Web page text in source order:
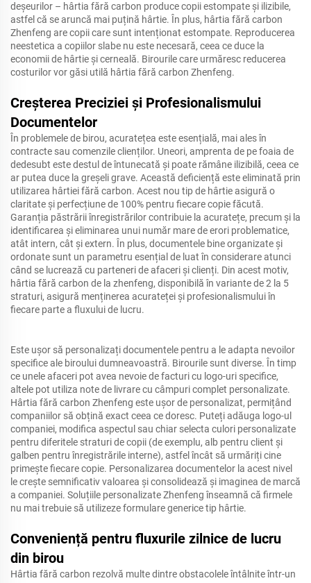
deșeurilor – hârtia fără carbon produce copii estompate și ilizibile,
astfel că se aruncă mai puțină hârtie. În plus, hârtia fără carbon
Zhenfeng are copii care sunt intenționat estompate. Reproducerea
neestetica a copiilor slabe nu este necesară, ceea ce duce la
economii de hârtie și cerneală. Birourile care urmăresc reducerea
costurilor vor găsi utilă hârtia fără carbon Zhenfeng.
Creșterea Preciziei și Profesionalismului
Documentelor
În problemele de birou, acuratețea este esențială, mai ales în
contracte sau comenzile clienților. Uneori, amprenta de pe foaia de
dedesubt este destul de întunecată și poate rămâne ilizibilă, ceea ce
ar putea duce la greșeli grave. Această deficiență este eliminată prin
utilizarea hârtiei fără carbon. Acest nou tip de hârtie asigură o
claritate și perfecțiune de 100% pentru fiecare copie făcută.
Garanția păstrării înregistrărilor contribuie la acuratețe, precum și la
identificarea și eliminarea unui număr mare de erori problematice,
atât intern, cât și extern. În plus, documentele bine organizate și
ordonate sunt un parametru esențial de luat în considerare atunci
când se lucrează cu parteneri de afaceri și clienți. Din acest motiv,
hârtia fără carbon de la zhenfeng, disponibilă în variante de 2 la 5
straturi, asigură menținerea acurateței și profesionalismului în
fiecare parte a fluxului de lucru.
Este ușor să personalizați documentele pentru a le adapta nevoilor
specifice ale biroului dumneavoastră. Birourile sunt diverse. În timp
ce unele afaceri pot avea nevoie de facturi cu logo-uri specifice,
altele pot utiliza note de livrare cu câmpuri complet personalizate.
Hârtia fără carbon Zhenfeng este ușor de personalizat, permițând
companiilor să obțină exact ceea ce doresc. Puteți adăuga logo-ul
companiei, modifica aspectul sau chiar selecta culori personalizate
pentru diferitele straturi de copii (de exemplu, alb pentru client și
galben pentru înregistrările interne), astfel încât să urmăriți cine
primește fiecare copie. Personalizarea documentelor la acest nivel
le crește semnificativ valoarea și consolidează și imaginea de marcă
a companiei. Soluțiile personalizate Zhenfeng înseamnă că firmele
nu mai trebuie să utilizeze formulare generice tip hârtie.
Conveniență pentru fluxurile zilnice de lucru
din birou
Hârtia fără carbon rezolvă multe dintre obstacolele întâlnite într-un